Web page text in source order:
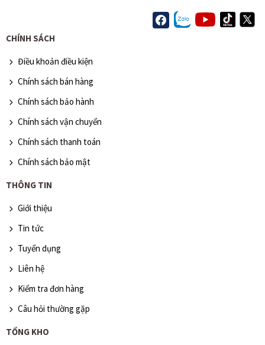
CHÍNH SÁCH
Điều khoản điều kiện
Chính sách bán hàng
Chính sách bảo hành
Chính sách vận chuyển
Chính sách thanh toán
Chính sách bảo mật
THÔNG TIN
Giới thiệu
Tin tức
Tuyển dụng
Liên hệ
Kiểm tra đơn hàng
Câu hỏi thường gặp
TỔNG KHO